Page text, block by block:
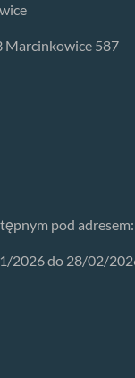
Marcinkowice 587
pod adresem:
2026 do 28/02/